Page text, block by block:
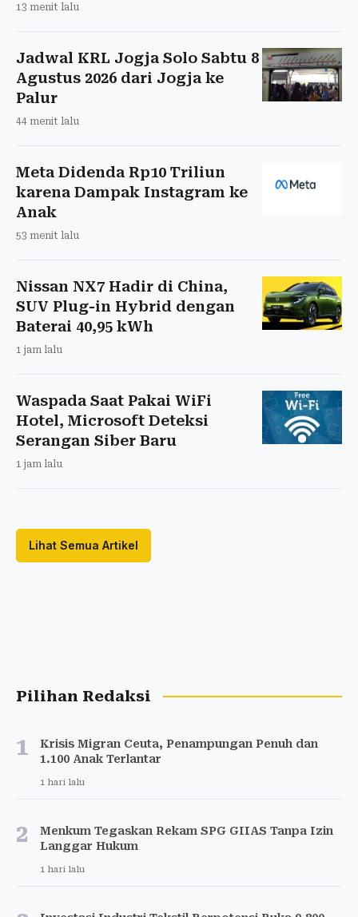
13 menit lalu
Jadwal KRL Jogja Solo Sabtu 8
Agustus 2026 dari Jogja ke
Palur
44 menit lalu
Meta Didenda Rp10 Triliun
karena Dampak Instagram ke
Anak
53 menit lalu
Nissan NX7 Hadir di China,
SUV Plug-in Hybrid dengan
Baterai 40,95 kWh
1 jam lalu
Waspada Saat Pakai WiFi
Hotel, Microsoft Deteksi
Serangan Siber Baru
1 jam lalu
Lihat Semua Artikel
Pilihan Redaksi
1
Krisis Migran Ceuta, Penampungan Penuh dan
1.100 Anak Terlantar
1 hari lalu
2
Menkum Tegaskan Rekam SPG GIIAS Tanpa Izin
Langgar Hukum
1 hari lalu